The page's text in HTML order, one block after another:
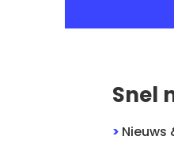
Snel
> Nieuws